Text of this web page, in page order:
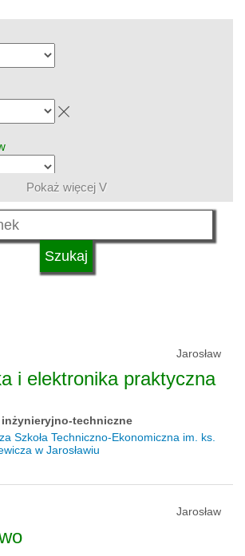
Pokaż więcej V
Jarosław
i elektronika praktyczna
inżynieryjno-techniczne
Szkoła Techniczno-Ekonomiczna im. ks.
w Jarosławiu
Jarosław